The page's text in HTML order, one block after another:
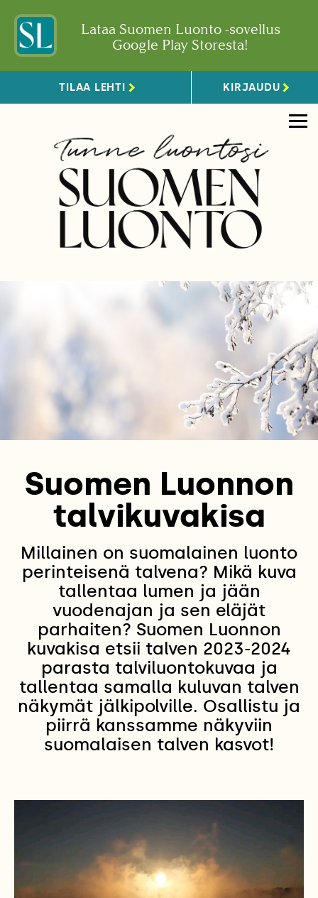
Lataa Suomen Luonto -sovellus
Google Play Storesta!
TILAA LEHTI KIRJAUDU
Suomen Luonnon
talvikuvakisa
Millainen on suomalainen luonto
perinteisenä talvena? Mikä kuva
tallentaa lumen ja jään
vuodenajan ja sen eläjät
parhaiten? Suomen Luonnon
kuvakisa etsii talven 2023-2024
parasta talviluontokuvaa ja
tallentaa samalla kuluvan talven
näkymät jälkipolville. Osallistu ja
piirrä kanssamme näkyviin
suomalaisen talven kasvot!